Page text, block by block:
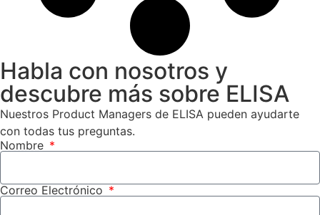
Habla con nosotros y
descubre más sobre ELISA
Nuestros Product Managers de ELISA pueden ayudarte
con todas tus preguntas.
Nombre
Correo Electrónico